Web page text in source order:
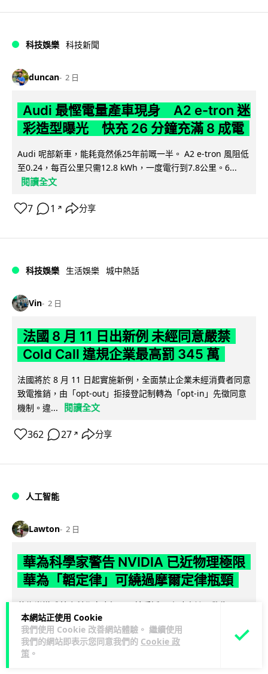
本網站正使用 Cookie
我們使用 Cookie 改善網站體驗。 繼續使用
我們的網站即表示您同意我們的 Cookie 政
策 。
科技娛樂 科技新聞
duncan 2 日
Audi 最慳電量產車現身 A2 e-tron 迷
彩造型曝光 快充 26 分鐘充滿 8 成電
Audi 呢部新車，能耗竟然係25年前嘅一半。 A2 e-tron 風阻低
至0.24，每百公里只需12.8 kWh，一度電行到7.8公里。6...
閱讀全文
7 1 ↗ 分享
科技娛樂 生活娛樂 城中熱話
Vin 2 日
法國 8 月 11 日出新例 未經同意嚴禁
Cold Call 違規企業最高罰 345 萬
法國將於 8 月 11 日起實施新例，全面禁止企業未經消費者同意
致電推銷，由「opt-out」拒接登記制轉為「opt-in」先徵同意
機制。違...
閱讀全文
362 27 ↗ 分享
人工智能
Lawton 2 日
華為科學家警告 NVIDIA 已近物理極限
華為「韜定律」可繞過摩爾定律瓶頸
華為半導體首席科學家廖恒罕見接受近 5 小時專訪，警告
NVIDIA 等西方晶片巨頭正逼近物理極限，傳統製程升級已失經
濟效益。他同時介紹華為... 閱讀全文
1,593